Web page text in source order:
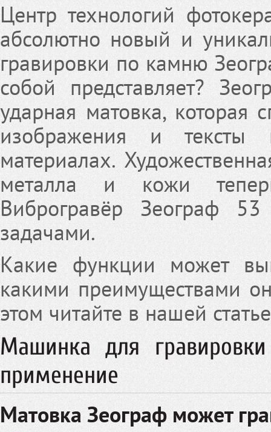
Центр технологий
абсолютно новый и
гравировки по камню
собой представляет?
ударная матовка, которая
изображения и тексты
материалах.
металла и кожи
Виброгравёр Зеограф
задачами.
Какие функции может
какими преимуществами
этом читайте в нашей
Машинка для
применение
Матовка Зеограф может